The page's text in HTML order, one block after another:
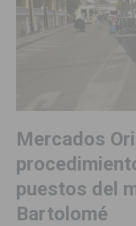
Mercados
puestos del
Bartolomé